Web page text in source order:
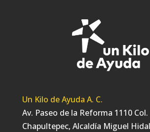
Un Kilo de Ayuda A. C.
Av. Paseo de la Reforma 1110
Chapultepec, Alcaldía Miguel